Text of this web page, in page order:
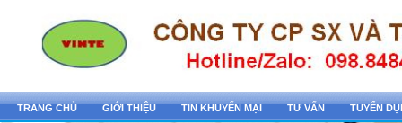
TRANG CHỦ GIỚI THIỆU TIN KHUYẾN MẠI TƯ VẤN TUYỂN